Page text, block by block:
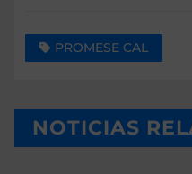
PROMESE CAL
NOTICIAS